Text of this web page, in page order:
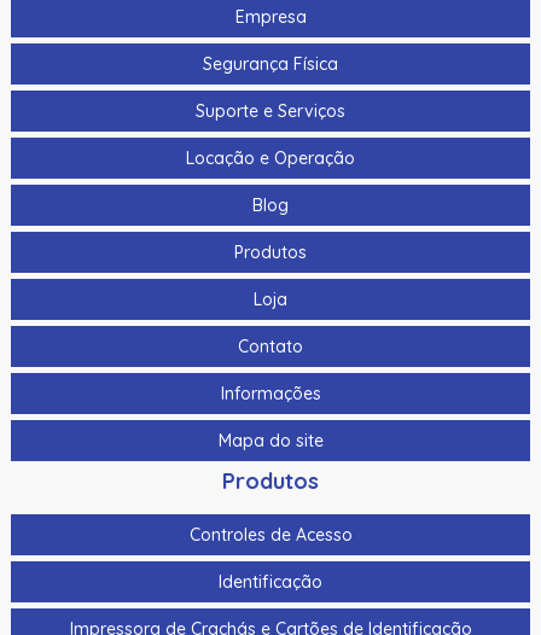
Empresa
Segurança Física
Suporte e Serviços
Locação e Operação
Blog
Produtos
Loja
Contato
Informações
Mapa do site
Produtos
Controles de Acesso
Identificação
Impressora de Crachás e Cartões de Identificação